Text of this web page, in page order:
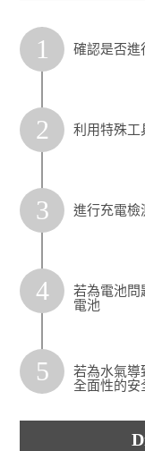
1 確認是否進
2 利用特殊工
3 進行充電檢
4
若為電池問
電池
5
若為水氣導
全面性的安